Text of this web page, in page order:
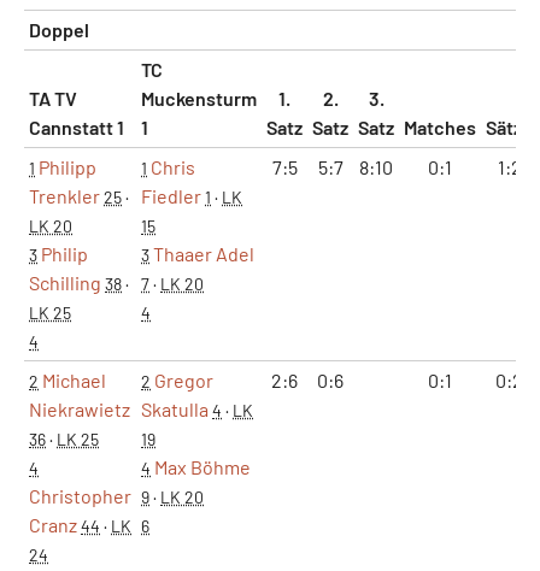
Doppel
TA TV
Cannstatt 1
TC
Muckensturm
1
1.
Satz
2.
Satz
3.
Satz Matches Sätze
1 Philipp
Trenkler25·
LK 20
3 Philip
Schilling 38·
LK 25
4
1 Chris
Fiedler1 · LK
15
3Thaaer Adel
7· LK 20
4
7:5 5:7 8:10 0:1 1:2
2 Michael
Niekrawietz
36· LK 25
4
Christopher
Cranz44 · LK
24
2 Gregor
Skatulla 4 · LK
19
4 Max Böhme
9· LK 20
6
2:6 0:6 0:1 0:2